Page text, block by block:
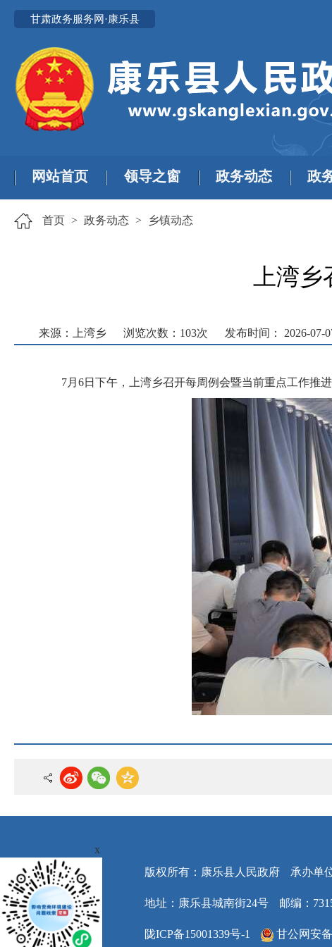
甘肃政务服务网·康乐县
网站首页 领导之窗 政务动态 政
首页 > 政务动态 > 乡镇动态
上湾
来源：上湾乡 浏览次数： 103次 发布时间： 2026-07-
7月6日下午，上湾乡召开每周例会暨当前重点工作推进
版权所有：康乐县人民政府 承办单
地址：康乐县城南街24号 邮编：
陇ICP备15001339号-1 甘公网安
x